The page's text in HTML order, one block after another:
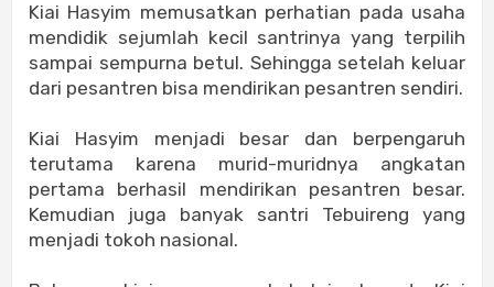
Kiai Hasyim memusatkan perhatian pada usaha
mendidik sejumlah kecil santrinya yang terpilih
sampai sempurna betul. Sehingga setelah keluar
dari pesantren bisa mendirikan pesantren sendiri.
Kiai Hasyim menjadi besar dan berpengaruh
terutama karena murid-muridnya angkatan
pertama berhasil mendirikan pesantren besar.
Kemudian juga banyak santri Tebuireng yang
menjadi tokoh nasional.